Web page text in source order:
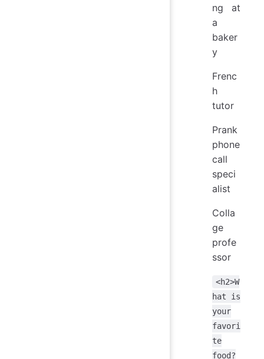
ng at
a
baker
y
Frenc
h
tutor
Prank
phone
call
speci
alist
Colla
ge
profe
ssor
<h2>W
hat is
your
favori
te
food?